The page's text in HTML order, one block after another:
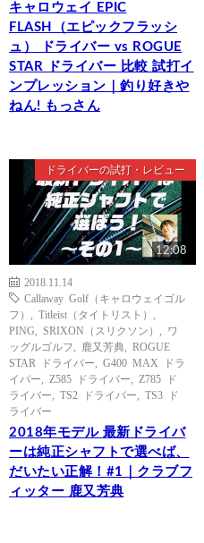
キャロウェイ EPIC
FLASH（エピックフラッシ
ュ） ドライバー vs ROGUE
STAR ドライバー 比較 試打イ
ンプレッション｜釣り好きや
ねん! もっさん
ドライバーの試打・レビュー
12:08
2018.11.14
Callaway Golf（キャロウェイゴル
フ）
Titleist（タイトリスト）
PING
SRIXON（スリクソン）
ワ
ッグルゴルフ
鹿又芳典
ROGUE
STAR ドライバー
G400 MAX ドラ
イバー
Z585 ドライバー
Z785 ド
ライバー
TS2 ドライバー
TS3 ド
ライバー
2018年モデル 最新ドライバ
ーは純正シャフトで選べば、
だいたい正解！#1｜クラブフ
ィッター 鹿又芳典